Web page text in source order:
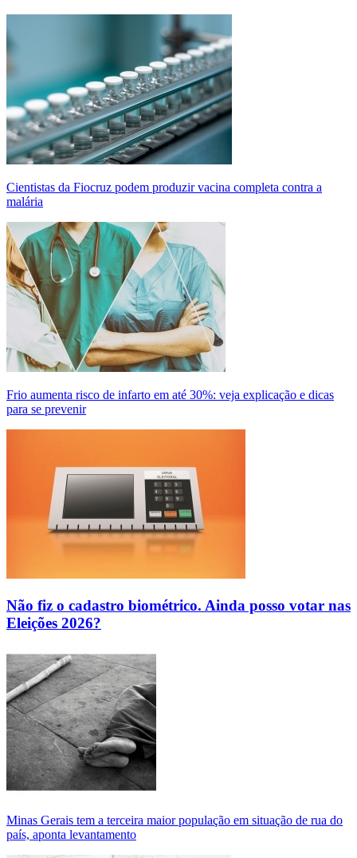
Cientistas da Fiocruz podem produzir vacina completa contra a
malária
Frio aumenta risco de infarto em até 30%: veja explicação e dicas
para se prevenir
Não fiz o cadastro biométrico. Ainda posso votar nas
Eleições 2026?
Minas Gerais tem a terceira maior população em situação de rua do
país, aponta levantamento